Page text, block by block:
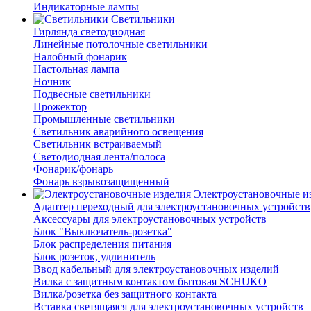
Индикаторные лампы
Светильники
Гирлянда светодиодная
Линейные потолочные светильники
Налобный фонарик
Настольная лампа
Ночник
Подвесные светильники
Прожектор
Промышленные светильники
Светильник аварийного освещения
Светильник встраиваемый
Светодиодная лента/полоса
Фонарик/фонарь
Фонарь взрывозащищенный
Электроустановочные
Адаптер переходный для электроустановочных устройств
Аксессуары для электроустановочных устройств
Блок "Выключатель-розетка"
Блок распределения питания
Блок розеток, удлинитель
Ввод кабельный для электроустановочных изделий
Вилка с защитным контактом бытовая SCHUKO
Вилка/розетка без защитного контакта
Вставка светящаяся для электроустановочных устройств